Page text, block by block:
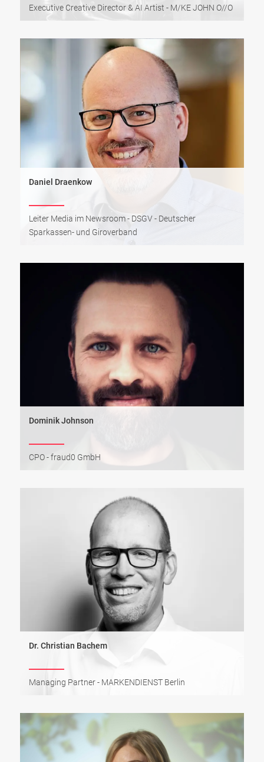
Executive Creative Director & AI Artist - M/KE JOHN O//O
Daniel Draenkow
Leiter Media im Newsroom - DSGV - Deutscher
Sparkassen- und Giroverband
Dominik Johnson
CPO - fraud0 GmbH
Dr. Christian Bachem
Managing Partner - MARKENDIENST Berlin